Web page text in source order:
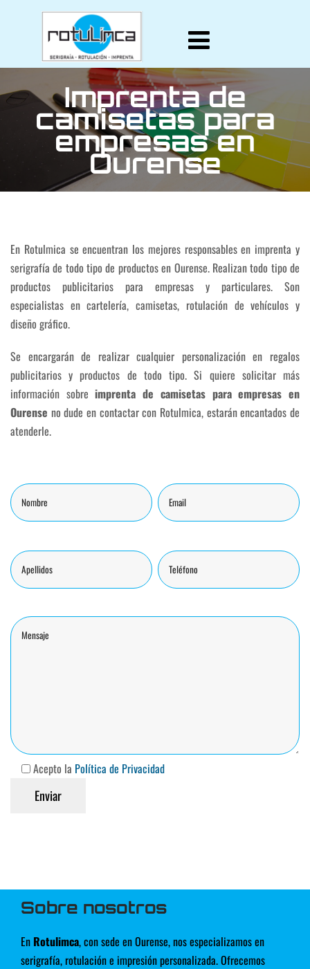
Imprenta de
camisetas para
empresas en
Ourense
En Rotulmica se encuentran los mejores responsables en imprenta y
serigrafía de todo tipo de productos en Ourense. Realizan todo tipo de
productos publicitarios para empresas y particulares. Son
especialistas en cartelería, camisetas, rotulación de vehículos y
diseño gráfico.
Se encargarán de realizar cualquier personalización en regalos
publicitarios y productos de todo tipo. Si quiere solicitar más
información sobreimprenta de camisetas para empresas en
Ourense no dude en contactar con Rotulmica, estarán encantados de
atenderle.
Acepto la Política de Privacidad
Sobre nosotros
En Rotulimca, con sede en Ourense, nos especializamos en
serigrafía, rotulación e impresión personalizada. Ofrecemos